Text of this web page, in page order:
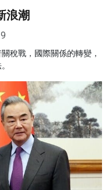
浪潮
稅戰，國際關係的轉變，